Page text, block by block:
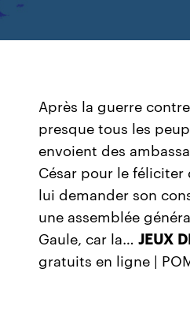
Après la guerre
presque tous les
envoient des
César pour le féliciter
lui demander son
une assemblée
Gaule, car la…JEUX
gratuits en ligne |